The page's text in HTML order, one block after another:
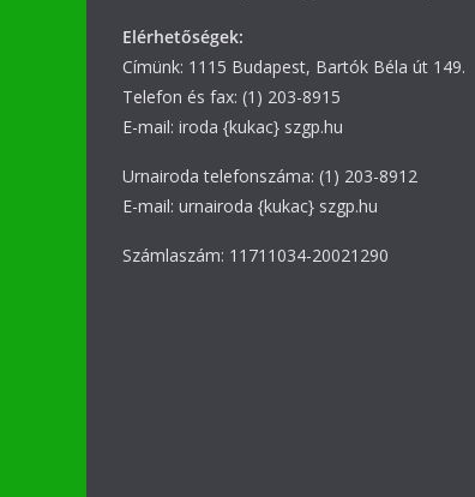
Elérhetőségek:
Címünk: 1115 Budapest, Bartók Béla út 149.
Telefon és fax: (1) 203-8915
E-mail: iroda {kukac} szgp.hu
Urnairoda telefonszáma: (1) 203-8912
E-mail: urnairoda {kukac} szgp.hu
Számlaszám: 11711034-20021290